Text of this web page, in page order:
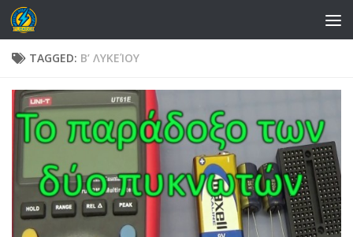
Skip to content
TAGGED: Β’ ΛΥΚΕΊΟΥ